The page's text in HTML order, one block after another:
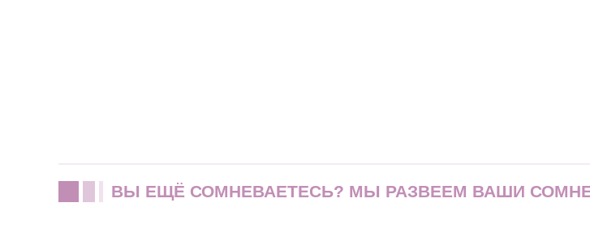
ВЫ ЕЩЁ СОМНЕВАЕТЕСЬ? МЫ РАЗВЕЕМ ВАШИ